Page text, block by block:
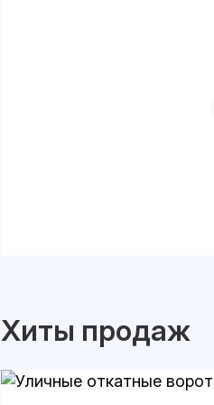
Хиты продаж